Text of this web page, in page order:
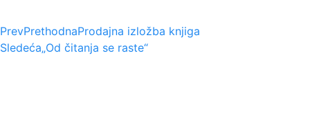
PrevPrethodnaProdajna izložba knjiga
Sledeća„Od čitanja se raste“